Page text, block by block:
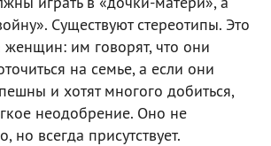
Существуют стереотипы. Это
женщин: им говорят, что они
на семье, а если они
и хотят многого добиться,
неодобрение. Оно не
но всегда присутствует.